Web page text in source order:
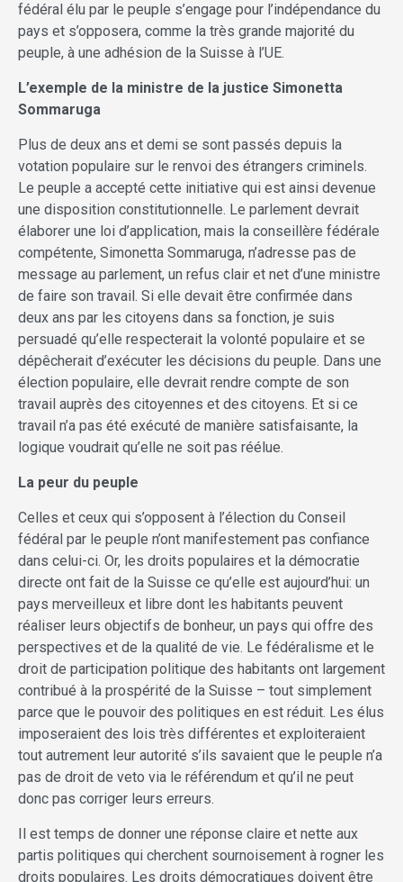
fédéral élu par le peuple s’engage pour l’indépendance du
pays et s’opposera, comme la très grande majorité du
peuple, à une adhésion de la Suisse à l’UE.
L’exemple de la ministre de la justice Simonetta
Sommaruga
Plus de deux ans et demi se sont passés depuis la
votation populaire sur le renvoi des étrangers criminels.
Le peuple a accepté cette initiative qui est ainsi devenue
une disposition constitutionnelle. Le parlement devrait
élaborer une loi d’application, mais la conseillère fédérale
compétente, Simonetta Sommaruga, n’adresse pas de
message au parlement, un refus clair et net d’une ministre
de faire son travail. Si elle devait être confirmée dans
deux ans par les citoyens dans sa fonction, je suis
persuadé qu’elle respecterait la volonté populaire et se
dépêcherait d’exécuter les décisions du peuple. Dans une
élection populaire, elle devrait rendre compte de son
travail auprès des citoyennes et des citoyens. Et si ce
travail n’a pas été exécuté de manière satisfaisante, la
logique voudrait qu’elle ne soit pas réélue.
La peur du peuple
Celles et ceux qui s’opposent à l’élection du Conseil
fédéral par le peuple n’ont manifestement pas confiance
dans celui-ci. Or, les droits populaires et la démocratie
directe ont fait de la Suisse ce qu’elle est aujourd’hui: un
pays merveilleux et libre dont les habitants peuvent
réaliser leurs objectifs de bonheur, un pays qui offre des
perspectives et de la qualité de vie. Le fédéralisme et le
droit de participation politique des habitants ont largement
contribué à la prospérité de la Suisse – tout simplement
parce que le pouvoir des politiques en est réduit. Les élus
imposeraient des lois très différentes et exploiteraient
tout autrement leur autorité s’ils savaient que le peuple n’a
pas de droit de veto via le référendum et qu’il ne peut
donc pas corriger leurs erreurs.
Il est temps de donner une réponse claire et nette aux
partis politiques qui cherchent sournoisement à rogner les
droits populaires. Les droits démocratiques doivent être